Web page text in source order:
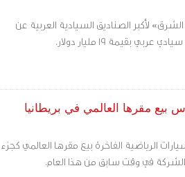
لأكبر الصناديق السيادية العربية عن
بقيمة 19 مليار دولار.
بيع مقرها العالمي في بريطانيا
الرياضية الفاخرة بيع مقرها العالمي كجزء
الشركة في وقت سابق من هذا العام.